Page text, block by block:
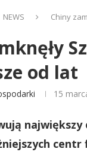
NEWS Chiny
od lat
15